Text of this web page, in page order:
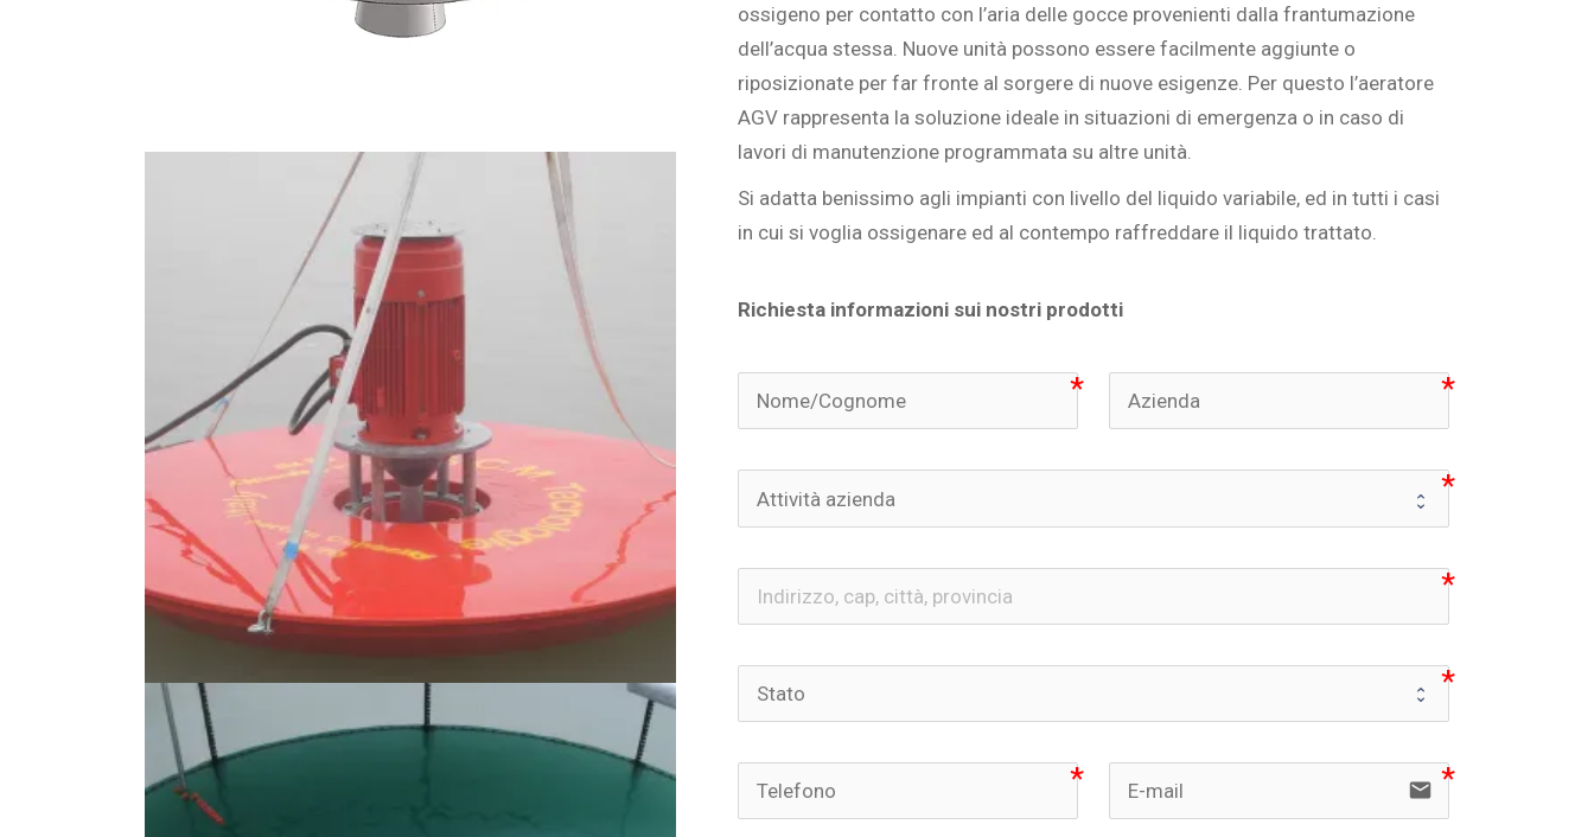
ossigeno per contatto con l’aria delle gocce provenienti dalla frantumazione
dell’acqua stessa. Nuove unità possono essere facilmente aggiunte o
riposizionate per far fronte al sorgere di nuove esigenze. Per questo l’aeratore
AGV rappresenta la soluzione ideale in situazioni di emergenza o in caso di
lavori di manutenzione programmata su altre unità.
Si adatta benissimo agli impianti con livello del liquido variabile, ed in tutti i casi
in cui si voglia ossigenare ed al contempo raffreddare il liquido trattato.
Richiesta informazioni sui nostri prodotti
email